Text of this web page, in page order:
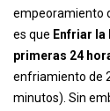
empeoramiento
es que Enfriar la
primeras 24
enfriamiento de
minutos). Sin